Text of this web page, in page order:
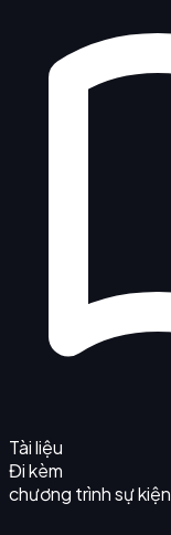
Tài liệu
Đi kèm
chương trình sự kiện